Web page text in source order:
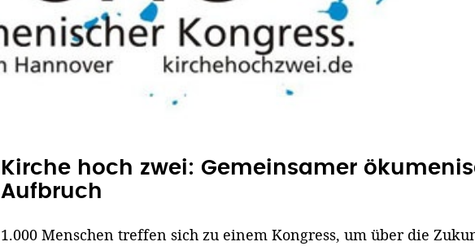
Kirche hoch zwei: Gemeinsamer
Aufbruch
1.000 Menschen treffen sich zu einem Kongress, um über die